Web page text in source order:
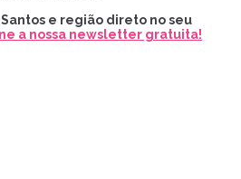
e região direto no seu
a nossa newsletter gratuita!